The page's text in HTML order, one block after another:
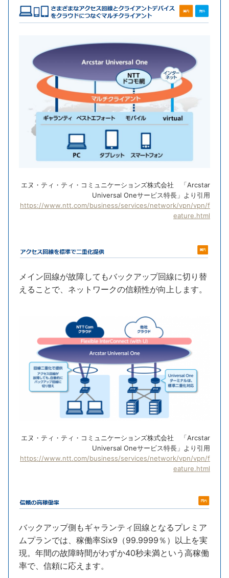
エヌ・ティ・ティ・コミュニケーションズ株式会社 「Arcstar
Universal Oneサービス特長」より引用
https://www.ntt.com/business/services/network/vpn/vpn/f
eature.html
メイン回線が故障してもバックアップ回線に切り替
えることで、ネットワークの信頼性が向上します。
エヌ・ティ・ティ・コミュニケーションズ株式会社 「Arcstar
Universal Oneサービス特長」より引用
https://www.ntt.com/business/services/network/vpn/vpn/f
eature.html
バックアップ側もギャランティ回線となるプレミア
ムプランでは、稼働率Six9（99.9999％）以上を実
現。年間の故障時間がわずか40秒未満という高稼働
率で、信頼に応えます。